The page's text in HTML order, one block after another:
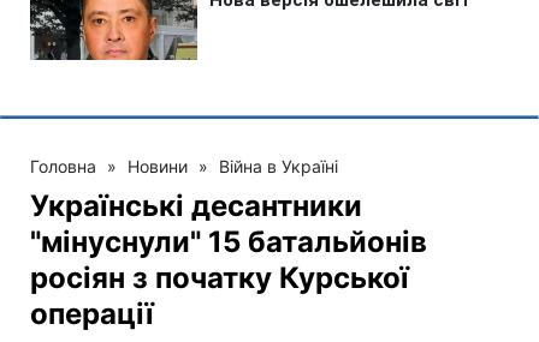
Головна » Новини » Війна в Україні
Українські десантники
"мінуснули" 15 батальйонів
росіян з початку Курської
операції